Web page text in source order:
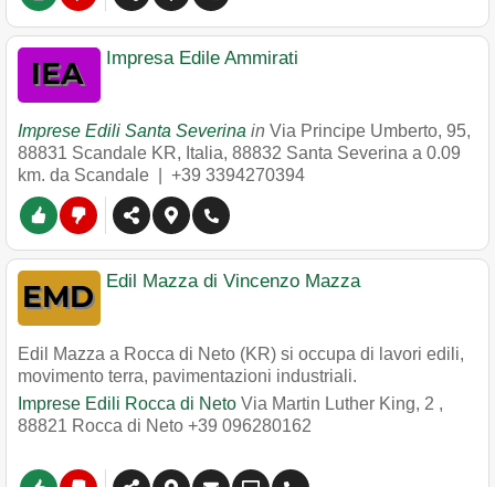
Impresa Edile Ammirati
Imprese Edili Santa Severina in Via Principe Umberto, 95,
88831 Scandale KR, Italia, 88832 Santa Severina a 0.09
km. da Scandale | +39 3394270394
Edil Mazza di Vincenzo Mazza
Edil Mazza a Rocca di Neto (KR) si occupa di lavori edili,
movimento terra, pavimentazioni industriali.
Imprese Edili Rocca di Neto Via Martin Luther King, 2 ,
88821 Rocca di Neto +39 096280162